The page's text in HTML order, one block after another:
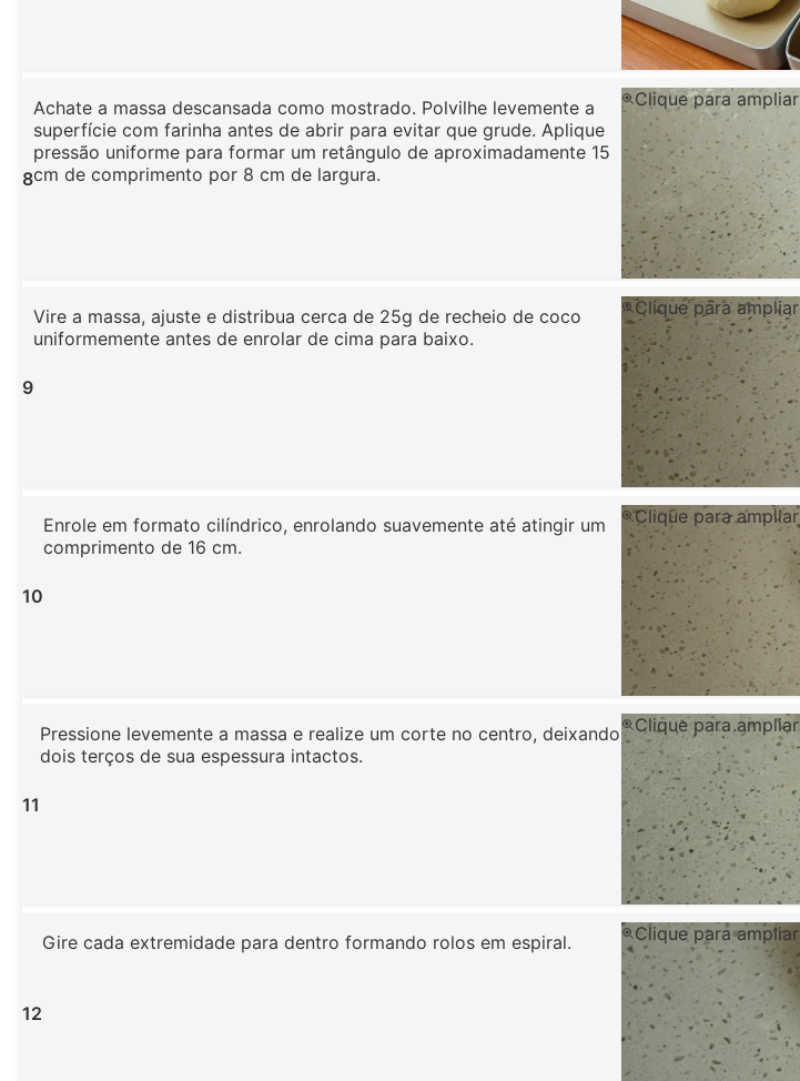
8
Achate a massa descansada como mostrado. Polvilhe levemente a
superfície com farinha antes de abrir para evitar que grude. Aplique
pressão uniforme para formar um retângulo de aproximadamente 15
cm de comprimento por 8 cm de largura.
Clique para ampliar
9
Vire a massa, ajuste e distribua cerca de 25g de recheio de coco
uniformemente antes de enrolar de cima para baixo.
Clique para ampliar
10
Enrole em formato cilíndrico, enrolando suavemente até atingir um
comprimento de 16 cm.
Clique para ampliar
11
Pressione levemente a massa e realize um corte no centro, deixando
dois terços de sua espessura intactos.
Clique para ampliar
12
Gire cada extremidade para dentro formando rolos em espiral. Clique para ampliar